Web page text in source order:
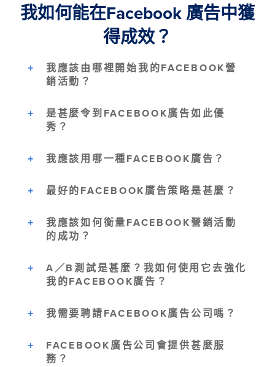
我如何能在Facebook 廣告中獲
得成效？
我應該由哪裡開始我的FACEBOOK營
銷活動？
是甚麼令到FACEBOOK廣告如此優
秀？
我應該用哪一種FACEBOOK廣告？
最好的FACEBOOK廣告策略是甚麼？
我應該如何衡量FACEBOOK營銷活動
的成功？
A／B測試是甚麼？我如何使用它去強化
我的FACEBOOK廣告？
我需要聘請FACEBOOK廣告公司嗎？
FACEBOOK廣告公司會提供甚麼服
務？